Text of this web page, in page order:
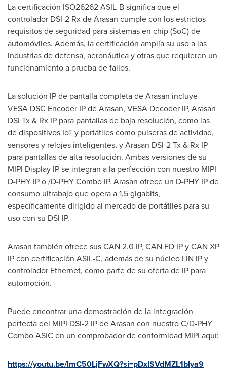
La certificación ISO26262 ASIL-B significa que el
controlador DSI-2 Rx de Arasan cumple con los estrictos
requisitos de seguridad para sistemas en chip (SoC) de
automóviles. Además, la certificación amplía su uso a las
industrias de defensa, aeronáutica y otras que requieren un
funcionamiento a prueba de fallos.
La solución IP de pantalla completa de Arasan incluye
VESA DSC Encoder IP de Arasan, VESA Decoder IP, Arasan
DSI Tx & Rx IP para pantallas de baja resolución, como las
de dispositivos IoT y portátiles como pulseras de actividad,
sensores y relojes inteligentes, y Arasan DSI-2 Tx & Rx IP
para pantallas de alta resolución. Ambas versiones de su
MIPI Display IP se integran a la perfección con nuestro MIPI
D-PHY IP o /D-PHY Combo IP. Arasan ofrece un D-PHY IP de
consumo ultrabajo que opera a 1,5 gigabits,
específicamente dirigido al mercado de portátiles para su
uso con su DSI IP.
Arasan también ofrece sus CAN 2.0 IP, CAN FD IP y CAN XP
IP con certificación ASIL-C, además de su núcleo LIN IPy
controlador Ethernet, como parte de su oferta de IP para
automoción.
Puede encontrar una demostración de la integración
perfecta del MIPI DSI-2 IP de Arasan con nuestro C/D-PHY
Combo ASIC en un comprobador de conformidad MIPI aquí:
https://youtu.be/lmC50LjFwXQ?si=pDxISVdMZL1blya9